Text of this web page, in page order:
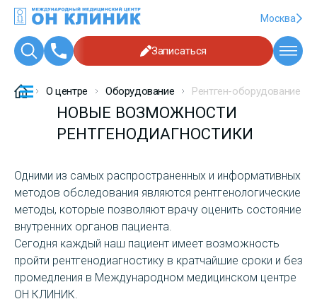
Москва
Записаться
О центре Оборудование Рентген-оборудование
НОВЫЕ ВОЗМОЖНОСТИ
РЕНТГЕНОДИАГНОСТИКИ
Одними из самых распространенных и информативных
методов обследования являются рентгенологические
методы, которые позволяют врачу оценить состояние
внутренних органов пациента.
Сегодня каждый наш пациент имеет возможность
пройти рентгенодиагностику в кратчайшие сроки и без
промедления в Международном медицинском центре
ОН КЛИНИК.